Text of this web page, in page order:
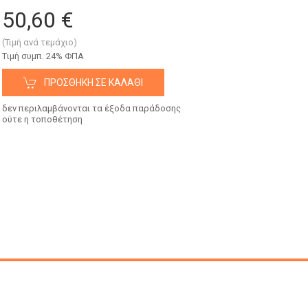
50,60 €
(Τιμή ανά τεμάχιο)
Tιμή συμπ. 24% ΦΠΑ
ΠΡΟΣΘΉΚΗ ΣΕ ΚΑΛΆΘΙ
δεν περιλαμβάνονται τα έξοδα παράδοσης
ούτε η τοποθέτηση